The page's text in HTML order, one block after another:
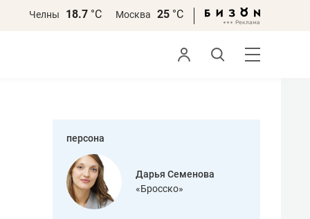
Челны 18.7 °С Москва 25 °С
персона
Дарья Семенова
«Бросско»